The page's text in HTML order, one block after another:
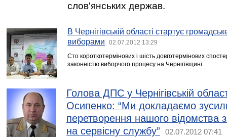
слов'янських держав.
В Чернігівській області стартує
виборами
02.07.2012 13:29
Сто короткотермінових і шість довготермінових
законністю виборчого процесу на Чернігівщині.
Голова ДПС у Чернігівській
Осипенко: “Ми докладаємо
перетворення нашого відомства
на сервісну службу”
02.07.2012 07:41